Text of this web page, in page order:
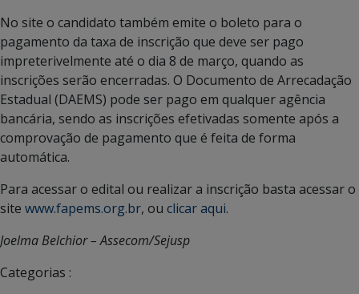
No site o candidato também emite o boleto para o
pagamento da taxa de inscrição que deve ser pago
impreterivelmente até o dia 8 de março, quando as
inscrições serão encerradas. O Documento de Arrecadação
Estadual (DAEMS) pode ser pago em qualquer agência
bancária, sendo as inscrições efetivadas somente após a
comprovação de pagamento que é feita de forma
automática.
Para acessar o edital ou realizar a inscrição basta acessar o
site www.fapems.org.br, ou clicar aqui.
Joelma Belchior – Assecom/Sejusp
Categorias :